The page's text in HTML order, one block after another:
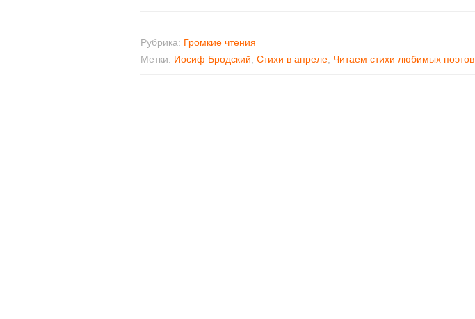
Рубрика: Громкие чтения
Метки: Иосиф Бродский Стихи в апреле Читаем стихи любимых поэтов